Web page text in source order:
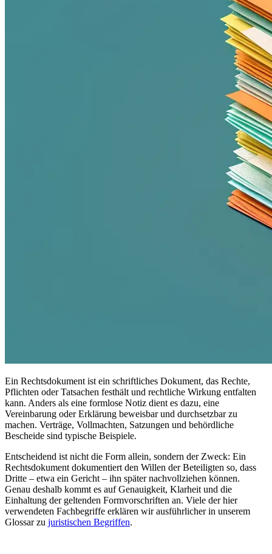
Ein Rechtsdokument ist ein schriftliches Dokument, das Rechte,
Pflichten oder Tatsachen festhält und rechtliche Wirkung entfalten
kann. Anders als eine formlose Notiz dient es dazu, eine
Vereinbarung oder Erklärung beweisbar und durchsetzbar zu
machen. Verträge, Vollmachten, Satzungen und behördliche
Bescheide sind typische Beispiele.
Entscheidend ist nicht die Form allein, sondern der Zweck: Ein
Rechtsdokument dokumentiert den Willen der Beteiligten so, dass
Dritte – etwa ein Gericht – ihn später nachvollziehen können.
Genau deshalb kommt es auf Genauigkeit, Klarheit und die
Einhaltung der geltenden Formvorschriften an. Viele der hier
verwendeten Fachbegriffe erklären wir ausführlicher in unserem
Glossar zu juristischen Begriffen.